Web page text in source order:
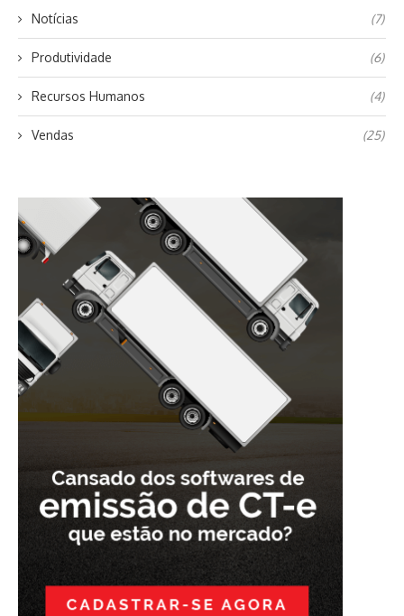
Notícias (7)
Produtividade (6)
Recursos Humanos (4)
Vendas (25)